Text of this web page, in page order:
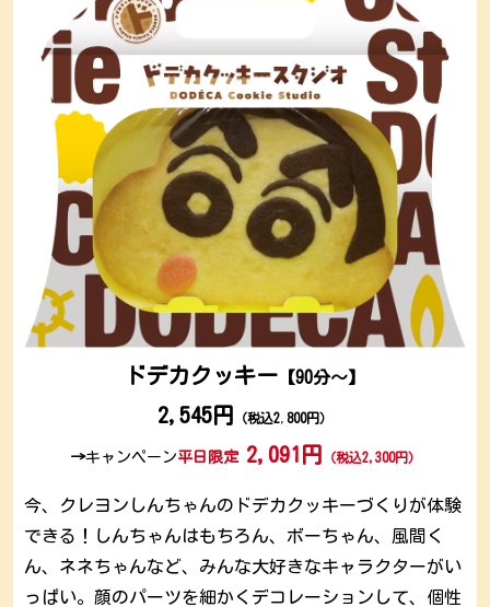
ドデカクッキー 【90分～】
2,545円 （税込2 800円）
→キャンペーン平日限定 2,091円 （税込2,300円）
今、クレヨンしんちゃんのドデカクッキーづくりが体験
できる！しんちゃんはもちろん、ボーちゃん、風間く
ん、ネネちゃんなど、みんな大好きなキャラクターがい
っぱい。顔のパーツを細かくデコレーションして、個性